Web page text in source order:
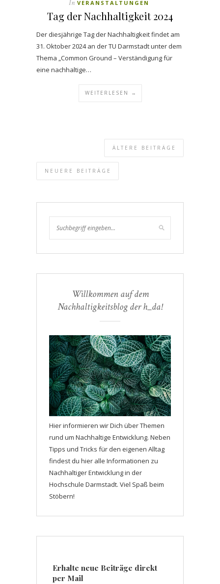
In VERANSTALTUNGEN
Tag der Nachhaltigkeit 2024
Der diesjährige Tag der Nachhaltigkeit findet am
31. Oktober 2024 an der TU Darmstadt unter dem
Thema „Common Ground – Verständigung für
eine nachhaltige…
WEITERLESEN →
ÄLTERE BEITRÄGE
NEUERE BEITRÄGE
Willkommen auf dem
Nachhaltigkeitsblog der h_da!
Hier informieren wir Dich über Themen
rund um Nachhaltige Entwicklung. Neben
Tipps und Tricks für den eigenen Alltag
findest du hier alle Informationen zu
Nachhaltiger Entwicklung in der
Hochschule Darmstadt. Viel Spaß beim
Stöbern!
Erhalte neue Beiträge direkt
per Mail